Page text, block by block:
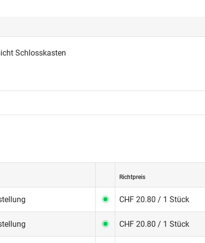
Schlosskasten
Richtpreis
CHF 20.80 / 1 Stück
CHF 20.80 / 1 Stück